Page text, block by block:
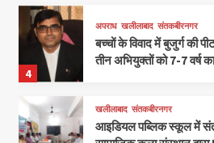
4
अपराध खलीलाबाद संतकबीरनगर
बच्चों के विवाद में बुजुर्ग की
तीन अभियुक्तों को 7-7 वर्ष
खलीलाबाद संतकबीरनगर
आइडियल पब्लिक स्कूल में संत